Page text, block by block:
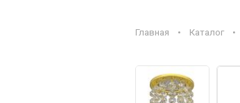
Главная • Каталог•